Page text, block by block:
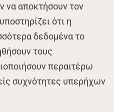
να αποκτήσουν τον
ότι η
δεδομένα το
τους
περαιτέρω
συχνότητες υπερήχων